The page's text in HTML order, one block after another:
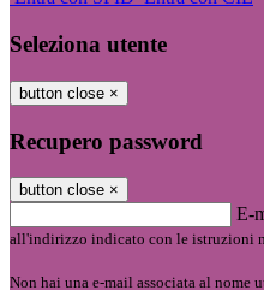
Seleziona utente
button close ×
Recupero password
button close ×
E-
all'indirizzo indicato con le istruzioni
Non hai una e-mail associata al nome